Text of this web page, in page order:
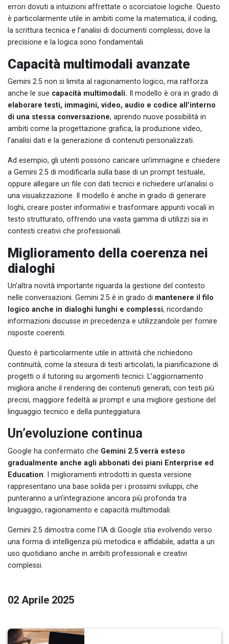
errori dovuti a intuizioni affrettate o scorciatoie logiche. Questo
è particolarmente utile in ambiti come la matematica, il coding,
la scrittura tecnica e l’analisi di documenti complessi, dove la
precisione e la logica sono fondamentali.
Capacità multimodali avanzate
Gemini 2.5 non si limita al ragionamento logico, ma rafforza
anche le sue capacità multimodali. Il modello è ora in grado di
elaborare testi, immagini, video, audio e codice all’interno
di una stessa conversazione, aprendo nuove possibilità in
ambiti come la progettazione grafica, la produzione video,
l’analisi dati e la generazione di contenuti personalizzati.
Ad esempio, gli utenti possono caricare un’immagine e chiedere
a Gemini 2.5 di modificarla sulla base di un prompt testuale,
oppure allegare un file con dati tecnici e richiedere un’analisi o
una visualizzazione. Il modello è anche in grado di generare
loghi, creare poster informativi e trasformare appunti vocali in
testo strutturato, offrendo una vasta gamma di utilizzi sia in
contesti creativi che professionali.
Miglioramento della coerenza nei
dialoghi
Un’altra novità importante riguarda la gestione del contesto
nelle conversazioni. Gemini 2.5 è in grado di mantenere il filo
logico anche in dialoghi lunghi e complessi, ricordando
informazioni discusse in precedenza e utilizzandole per fornire
risposte coerenti.
Questo è particolarmente utile in attività che richiedono
continuità, come la stesura di testi articolati, la pianificazione di
progetti o il tutoring su argomenti tecnici. L’aggiornamento
migliora anche il rendering dei contenuti generati, con testi più
precisi, maggiore fedeltà ai prompt e una migliore gestione del
linguaggio tecnico e della punteggiatura.
Un’evoluzione continua
Google ha confermato che Gemini 2.5 verrà esteso
gradualmente anche agli abbonati dei piani Enterprise ed
Education. I miglioramenti introdotti in questa versione
rappresentano una base solida per i prossimi sviluppi, che
punteranno a un’integrazione ancora più profonda tra
linguaggio, ragionamento e capacità multimodali.
Gemini 2.5 dimostra come l’IA di Google stia evolvendo verso
una forma di intelligenza più metodica e affidabile, adatta a un
uso quotidiano anche in ambiti professionali e creativi
complessi.
02 Aprile 2025